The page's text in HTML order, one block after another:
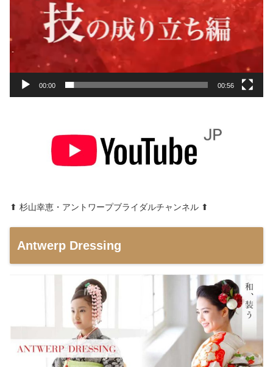
00:00 00:56
⬆︎ 杉山幸恵・アントワープブライダルチャンネル ⬆︎
Antwerp Dressing